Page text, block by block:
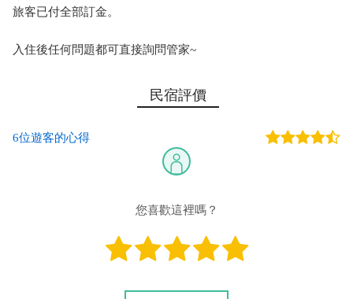
旅客已付全部訂金。
入住後任何問題都可直接詢問管家~
民宿評價
6位遊客的心得
您喜歡這裡嗎？